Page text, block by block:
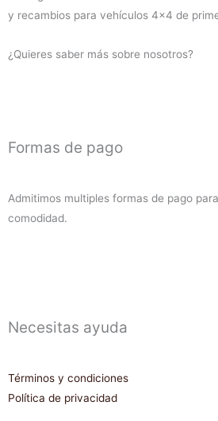
y recambios para vehículos 4×4 de
¿Quieres saber más sobre nosotros?
Formas de pago
Admitimos multiples formas de pago
comodidad.
Necesitas ayuda
Términos y condiciones
Política de privacidad